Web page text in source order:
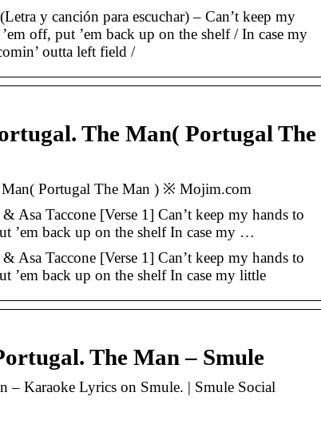
y canción para escuchar) – Can’t keep my
off, put ’em back up on the shelf / In case my
outta left field /
The Man( Portugal The
Portugal The Man ) ※ Mojim.com
Asa Taccone [Verse 1] Can’t keep my hands to
’em back up on the shelf In case my …
Asa Taccone [Verse 1] Can’t keep my hands to
’em back up on the shelf In case my little
The Man – Smule
– Karaoke Lyrics on Smule. | Smule Social